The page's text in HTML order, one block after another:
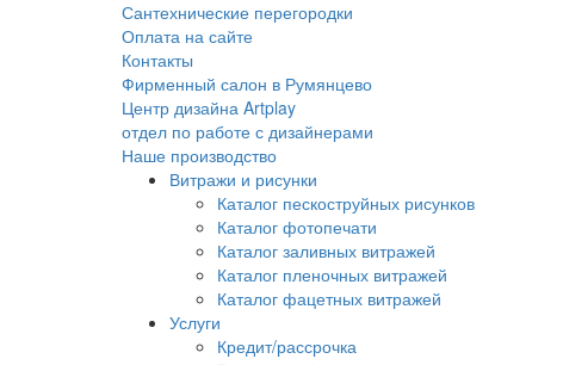
Сантехнические перегородки
Оплата на сайте
Контакты
Фирменный салон в Румянцево
Центр дизайна Artplay
отдел по работе с дизайнерами
Наше производство
Витражи и рисунки
Каталог пескоструйных рисунков
Каталог фотопечати
Каталог заливных витражей
Каталог пленочных витражей
Каталог фацетных витражей
Услуги
Кредит/рассрочка